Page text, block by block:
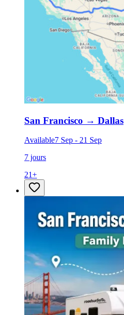
San Francisco → Dallas
Available7 Sep - 21 Sep
7 jours
21+